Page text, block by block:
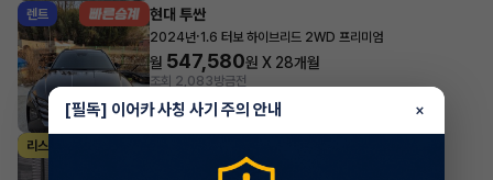
렌트 현대 투싼
2024년·1.6 터보 하이브리드 2WD 프리미엄
월 547,580원 X 28개월
조회 2,083방금전
리스
가솔린 2.5 터보 2WD 스포츠
[필독] 이어카 사칭 사기 주의 안내 ×